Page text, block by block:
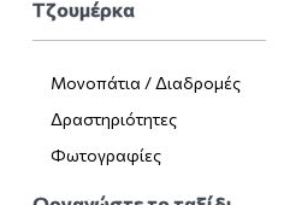
Τζουμέρκα
Μονοπάτια / Διαδρομές
Δραστηριότητες
Φωτογραφίες